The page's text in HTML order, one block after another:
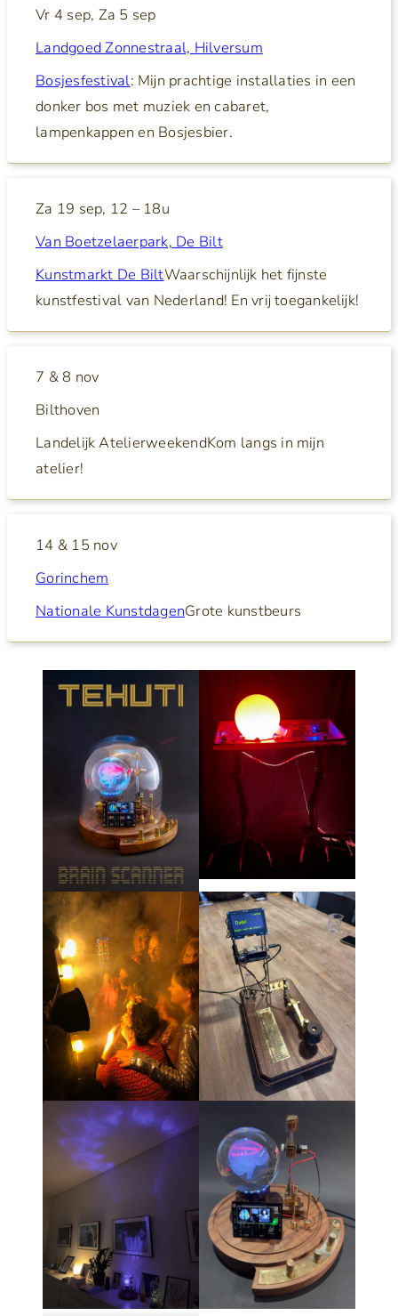
Vr 4 sep, Za 5 sep
Landgoed Zonnestraal, Hilversum
Bosjesfestival: Mijn prachtige installaties in een
donker bos met muziek en cabaret,
lampenkappen en Bosjesbier.
Za 19 sep, 12 – 18u
Van Boetzelaerpark, De Bilt
Kunstmarkt De BiltWaarschijnlijk het fijnste
kunstfestival van Nederland! En vrij toegankelijk!
7 & 8 nov
Bilthoven
Landelijk AtelierweekendKom langs in mijn
atelier!
14 & 15 nov
Gorinchem
Nationale KunstdagenGrote kunstbeurs